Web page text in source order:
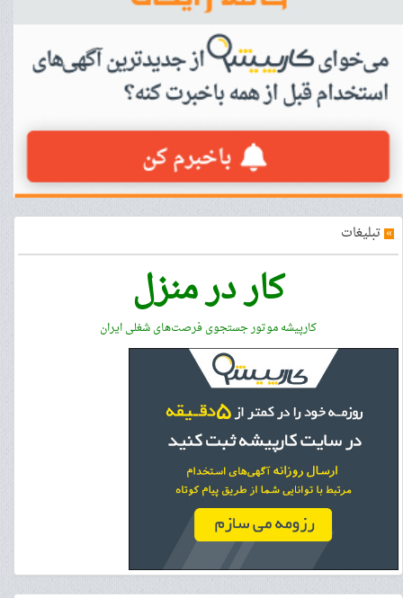
» تبلیغات
کار در منزل
کارپیشه موتور جستجوی فرصت‌های شغلی ایران